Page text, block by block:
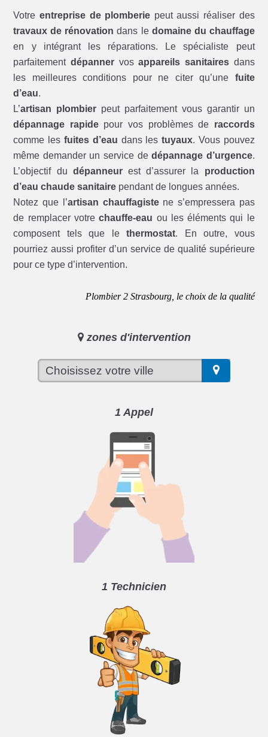
Votreentreprise de plomberie peut aussi réaliser des
travaux de rénovation dans le domaine du chauffage
en y intégrant les réparations. Le spécialiste peut
parfaitementdépanner vosappareils sanitairesdans
les meilleures conditions pour ne citer qu’une fuite
d’eau.
L’artisan plombier peut parfaitement vous garantir un
dépannage rapidepour vos problèmes de raccords
comme les fuites d’eau dans lestuyaux. Vous pouvez
même demander un service dedépannage d’urgence.
L’objectif du dépanneurest d’assurer la production
d’eau chaude sanitaire pendant de longues années.
Notez que l’artisan chauffagistene s’empressera pas
de remplacer votrechauffe-eau ou les éléments qui le
composent tels que lethermostat. En outre, vous
pourriez aussi profiter d’un service de qualité supérieure
pour ce type d’intervention.
Plombier 2 Strasbourg, le choix de la qualité
zones d'intervention
1 Appel
1 Technicien